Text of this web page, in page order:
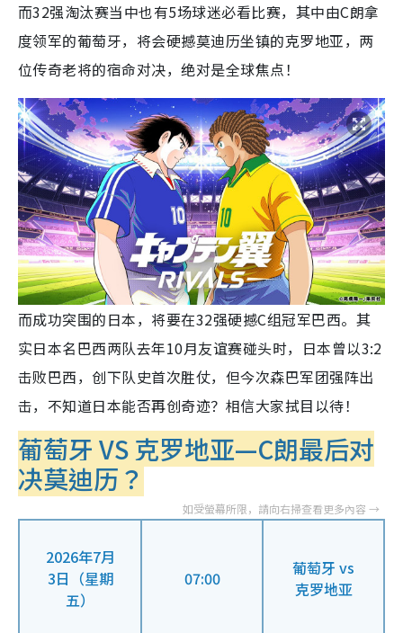
而32强淘汰赛当中也有5场球迷必看比赛，其中由C朗拿
度领军的葡萄牙，将会硬撼莫迪历坐镇的克罗地亚，两
位传奇老将的宿命对决，绝对是全球焦点！
而成功突围的日本，将要在32强硬撼C组冠军巴西。其
实日本名巴西两队去年10月友谊赛碰头时，日本曾以3:2
击败巴西，创下队史首次胜仗，但今次森巴军团强阵出
击，不知道日本能否再创奇迹？相信大家拭目以待！
葡萄牙 VS 克罗地亚—C朗最后对
决莫迪历？
2026年7月
3日（星期
五）
07:00
葡萄牙 vs
克罗地亚